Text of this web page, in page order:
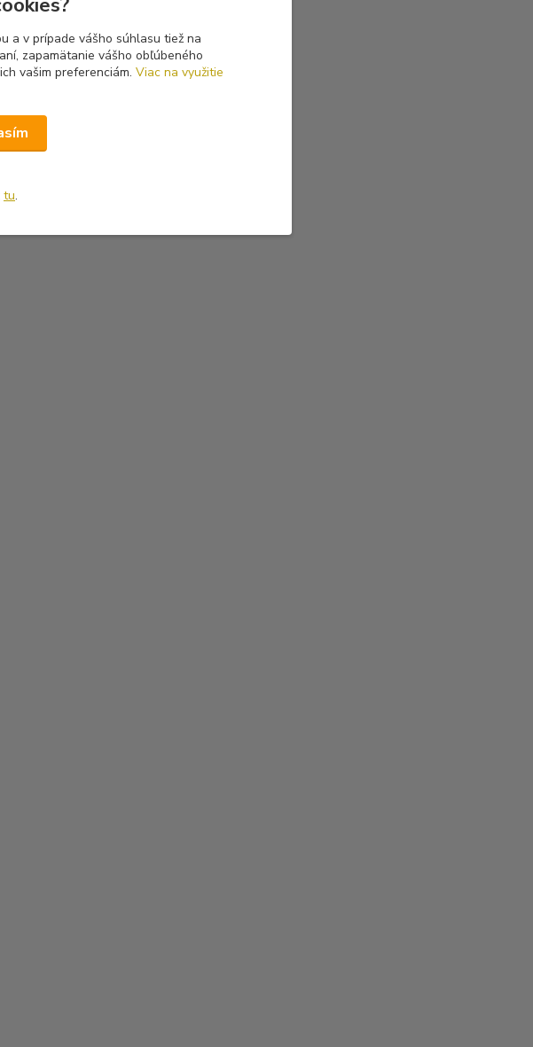
a v prípade vášho súhlasu tiež na
zapamätanie vášho obľúbeného
vašim preferenciám. Viac na využitie
tu.